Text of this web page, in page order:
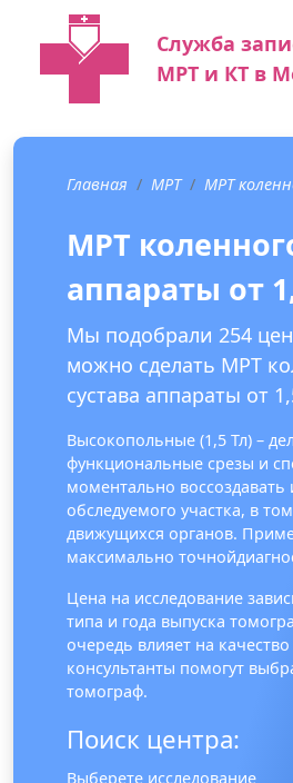
Служба
МРТ и КТ в
Главная МРТ МРТ
МРТ
аппараты от
Мы подобрали 254
можно сделать МРТ
сустава аппараты от
Высокопольные (1,5 Тл) –
функциональные срезы и
моментально
обследуемого участка, в
движущихся органов.
максимально
Цена на исследование
типа и года выпуска
очередь влияет на
консультанты помогут
томограф.
Поиск центра:
Выберете исследование